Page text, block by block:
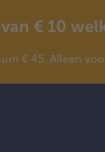
€ 10
€ 45. Alleen